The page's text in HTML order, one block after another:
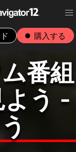
購入する
番組
う -